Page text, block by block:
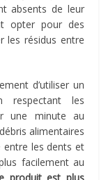
absents de leur
opter pour des
les résidus entre
d’utiliser un
respectant les
une minute au
alimentaires
entre les dents et
facilement au